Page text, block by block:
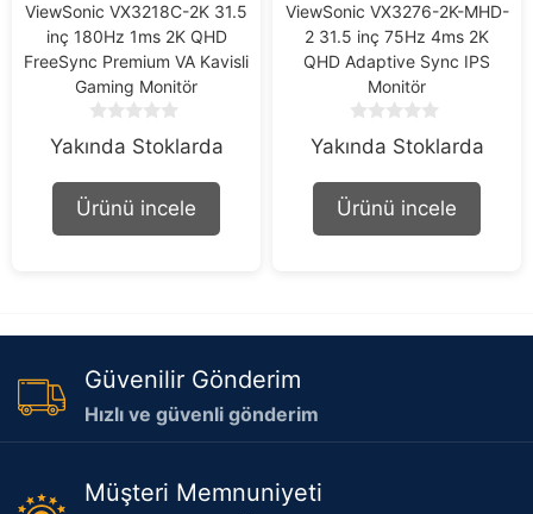
ViewSonic VX3218C-2K 31.5
inç 180Hz 1ms 2K QHD
FreeSync Premium VA Kavisli
Gaming Monitör
o
o
f
Yakında Stoklarda
Ürünü incele
ViewSonic VX3276-2K-MHD-
2 31.5 inç 75Hz 4ms 2K
QHD Adaptive Sync IPS
Monitör
o
o
f
Yakında Stoklarda
Ürünü incele
Güvenilir Gönderim
Hızlı ve güvenli gönderim
Müşteri Memnuniyeti